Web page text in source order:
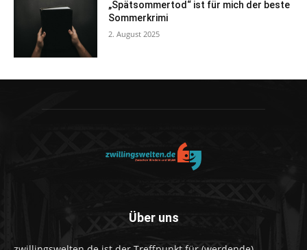
„Spätsommertod“ ist für mich der beste
Sommerkrimi
2. August 2025
Über uns